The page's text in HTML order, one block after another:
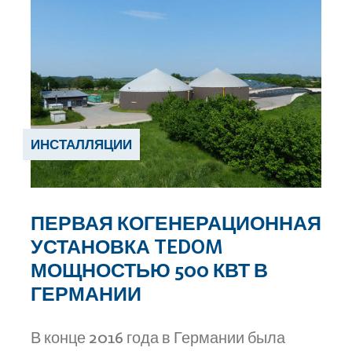
ИНСТАЛЛЯЦИИ
ПЕРВАЯ КОГЕНЕРАЦИОННАЯ
УСТАНОВКА TEDOM
МОЩНОСТЬЮ 500 КВТ В
ГЕРМАНИИ
В конце 2016 года в Германии была